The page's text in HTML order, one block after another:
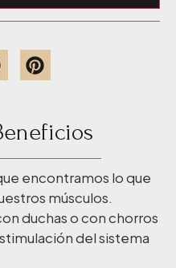
encontramos lo que
músculos.
duchas o con chorros
del sistema